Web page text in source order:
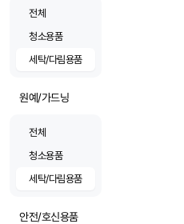
전체
청소용품
세탁/다림용품
원예/가드닝
전체
청소용품
세탁/다림용품
안전/호신용품